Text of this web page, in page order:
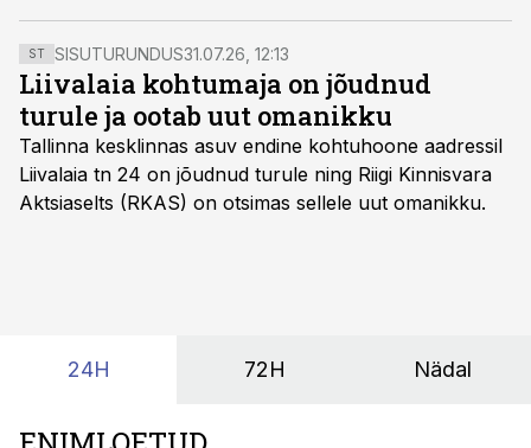
Valdo Kalm.
ST SISUTURUNDUS31.07.26, 12:13
Liivalaia kohtumaja on jõudnud
turule ja ootab uut omanikku
Tallinna kesklinnas asuv endine kohtuhoone aadressil
Liivalaia tn 24 on jõudnud turule ning Riigi Kinnisvara
Aktsiaselts (RKAS) on otsimas sellele uut omanikku.
24H 72H Nädal